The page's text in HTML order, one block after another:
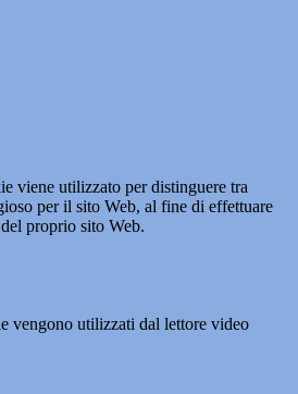
viene utilizzato per distinguere tra
per il sito Web, al fine di effettuare
proprio sito Web.
vengono utilizzati dal lettore video